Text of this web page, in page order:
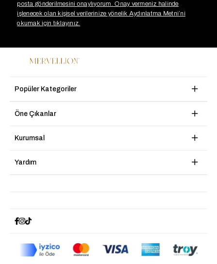
posta gönderilmesini onaylıyorum. Onay vermeniz halinde
işlenecek olan kişisel verilerinize yönelik Aydınlatma Metni’ni
okumak için tıklayınız.
Popüler Kategoriler
Öne Çıkanlar
Kurumsal
Yardım